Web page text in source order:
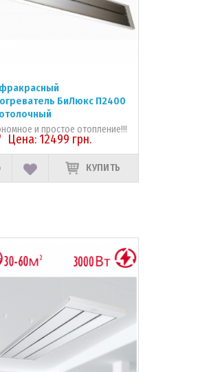
БиЛюкс П2400
и простое отопление!!!
Цена: 12499 грн.
КУПИТЬ